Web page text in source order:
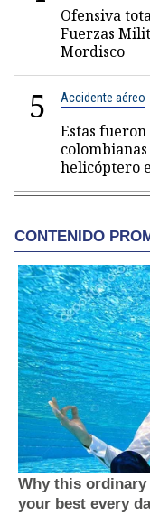
Ofensiva
Fuerzas
Mordisco
5 Accidente aéreo
Estas
helicóptero